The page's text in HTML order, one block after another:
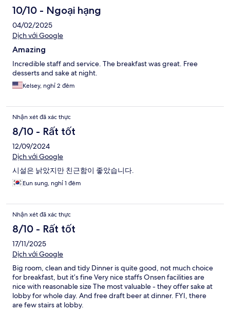
10/10 - Ngoại hạng
04/02/2025
Dịch với Google
Amazing
Incredible staff and service. The breakfast was great. Free
desserts and sake at night.
Kelsey, nghỉ 2 đêm
Nhận xét đã xác thực
8/10 - Rất tốt
12/09/2024
Dịch với Google
시설은 낡았지만 친근함이 좋았습니다.
Eun sung, nghỉ 1 đêm
Nhận xét đã xác thực
8/10 - Rất tốt
17/11/2025
Dịch với Google
Big room, clean and tidy Dinner is quite good, not much choice
for breakfast, but it’s fine Very nice staffs Onsen facilities are
nice with reasonable size The most valuable - they offer sake at
lobby for whole day. And free draft beer at dinner. FYI, there
are few stairs at lobby.